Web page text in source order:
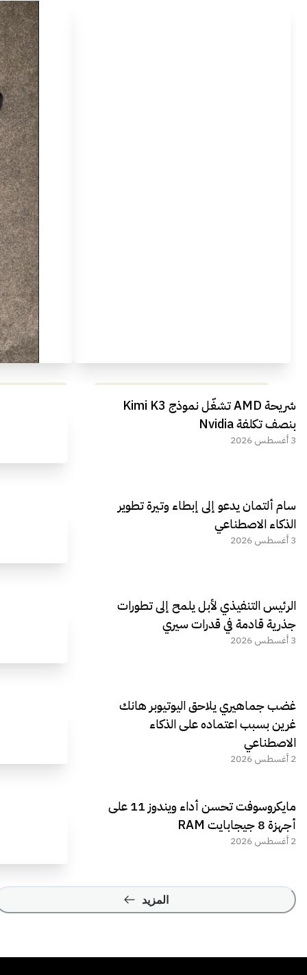
مراجعة شاملة لعملاق الألعاب
الجديد REDMAGIC 11 AIR
شريحة AMD تشغّل نموذج Kimi K3
بنصف تكلفة Nvidia
3 أغسطس 2026
سام ألتمان يدعو إلى إبطاء وتيرة تطوير
الذكاء الاصطناعي
3 أغسطس 2026
الرئيس التنفيذي لأبل يلمح إلى تطورات
جذرية قادمة في قدرات سيري
3 أغسطس 2026
غضب جماهيري يلاحق اليوتيوبر هانك
غرين بسبب اعتماده على الذكاء
الاصطناعي
2 أغسطس 2026
مايكروسوفت تحسن أداء ويندوز 11 على
أجهزة 8 جيجابايت RAM
2 أغسطس 2026
المزيد